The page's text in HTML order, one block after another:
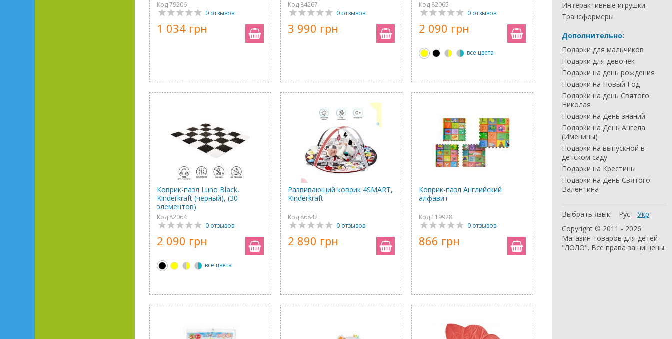
Код 79206
0 отзывов
1 034 грн
Код 84267
0 отзывов
3 990 грн
Код 82065
0 отзывов
2 090 грн
все цвета
Коврик-пазл Luno Black,
Kinderkraft (черный), (30
элементов)
Код 82064
0 отзывов
2 090 грн
все цвета
Развивающий коврик 4SMART,
Kinderkraft
Код 86842
0 отзывов
2 890 грн
Коврик-пазл Английский
алфавит
Код 119928
0 отзывов
866 грн
Интерактивные игрушки
Трансформеры
Дополнительно:
Подарки для мальчиков
Подарки для девочек
Подарки на день рождения
Подарки на Новый Год
Подарки на день Святого
Николая
Подарки на День знаний
Подарки на День Ангела
(Именины)
Подарки на выпускной в
детском саду
Подарки на Крестины
Подарки на День Святого
Валентина
Выбрать язык: Рус
Укр
Copyright © 2011 - 2026
Магазин товаров для детей
"ЛОЛО". Все права защищены.